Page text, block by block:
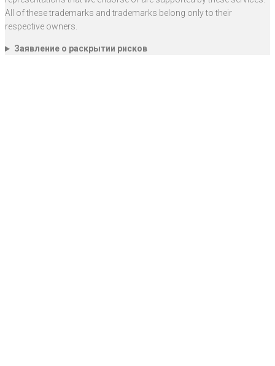
All of these trademarks and trademarks belong only to their
respective owners.
Заявление о раскрытии рисков